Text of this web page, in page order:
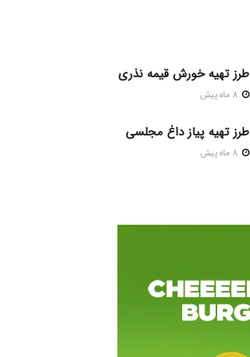
طرز تهیه خورش قیمه نذری
طرز تهیه پیاز داغ مجلسی